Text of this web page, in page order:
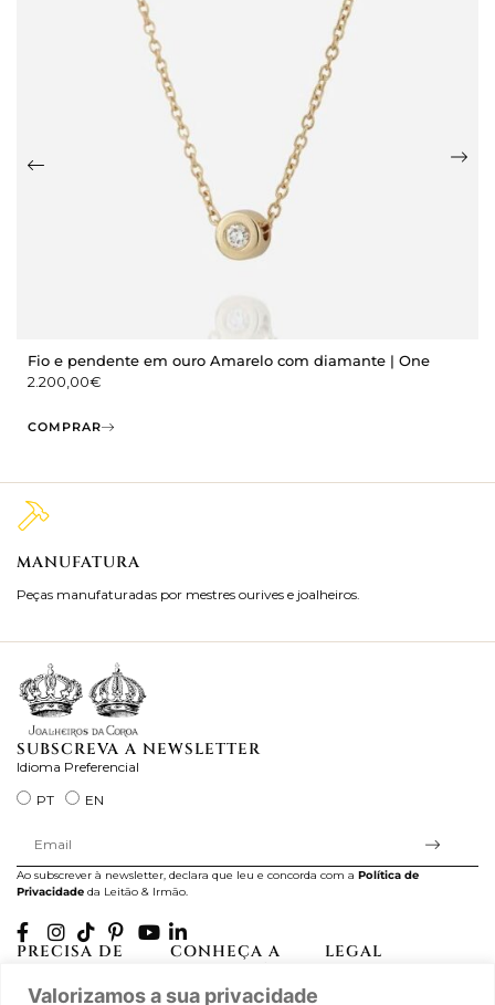
Valorizamos a sua privacidade
Fio e pendente em ouro Amarelo com diamante | One
2.200,00€
COMPRAR
MANUFATURA
Peças manufaturadas por mestres ourives e joalheiros.
SUBSCREVA A NEWSLETTER
Idioma Preferencial
PT
EN
Ao subscrever à newsletter, declara que leu e concorda com a Política de
Privacidade da Leitão & Irmão.
PRECISA DE
A minha conta
CONHEÇA A
História
LEGAL